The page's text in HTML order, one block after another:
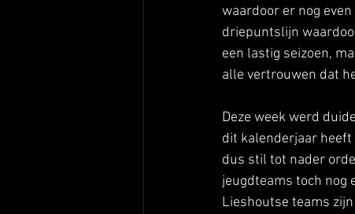
waardoor er nog
driepuntslijn
een lastig seizoen,
alle vertrouwen dat
Deze week werd
dit kalenderjaar heeft
dus stil tot nader
jeugdteams toch nog
Lieshoutse teams